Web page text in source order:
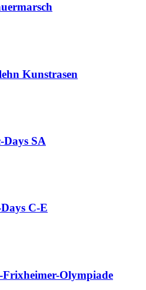
Kunstrasen
Days SA
C-E
Frixheimer-Olympiade